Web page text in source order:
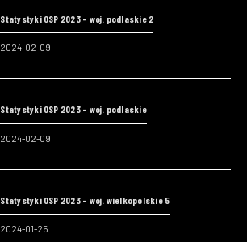
Statystyki OSP 2023 – woj. podlaskie 2
2024-02-09
Statystyki OSP 2023 – woj. podlaskie
2024-02-09
Statystyki OSP 2023 – woj. wielkopolskie 5
2024-01-25